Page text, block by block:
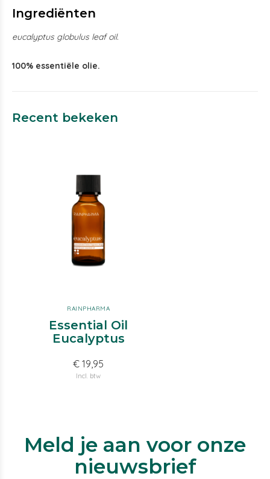
Ingrediënten
eucalyptus globulus leaf oil.
100% essentiële olie.
Recent bekeken
RAINPHARMA
Essential Oil
Eucalyptus
€ 19,95
Incl. btw
Meld je aan voor onze
nieuwsbrief